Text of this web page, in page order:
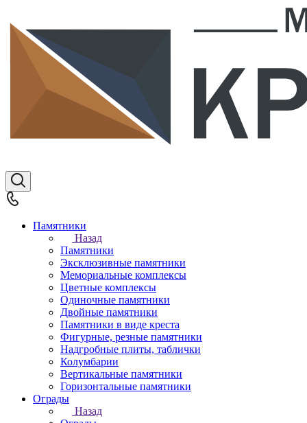
Памятники
Назад
Памятники
Эксклюзивные памятники
Мемориальные комплексы
Цветные комплексы
Одиночные памятники
Двойные памятники
Памятники в виде креста
Фигурные, резные памятники
Надгробные плиты, таблички
Колумбарии
Вертикальные памятники
Горизонтальные памятники
Ограды
Назад